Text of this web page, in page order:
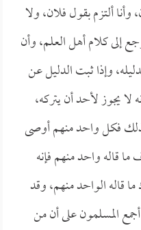
ألتزم بقول فلان، ولا
إلى كلام أهل العلم، وأن
وإذا ثبت الدليل عن
لا يجوز لأحد أن يتركه،
فكل واحد منهم أوصى
قاله واحد منهم فإنه
قاله الواحد منهم، وقد
المسلمون على أن من